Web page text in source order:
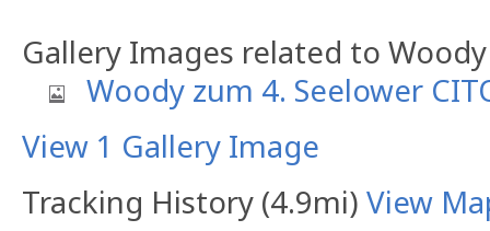
Gallery Images related to
Woody zum 4. Seelower
View 1 Gallery Image
Tracking History (4.9mi) View